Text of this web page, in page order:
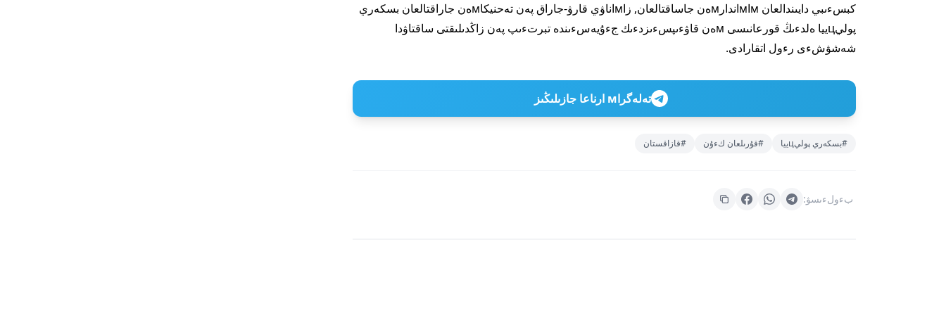
كبسءىبي دايىندالعان мاмاندارмەن جاساقتالعان, زاмاناۋي قارۋ-جاراق پەن تەحنيكاмەن جاراقتالعان بسكەري
پوليцييا ەلدءىڭ قورعانىسى мەن قاۋءىپسءىزدءىك جءۇيەسءىندە تبرتءىپ پەن زاڭدىلىقتى ساقتاۋدا
شەشۋشءى رءول اتقارادى.
تەلەگراм ارناعا جازىلىڭىز
#بسكەري پوليцييا #قۇرىلعان كءۇن #قازاقستان
بءولءىسۋ: